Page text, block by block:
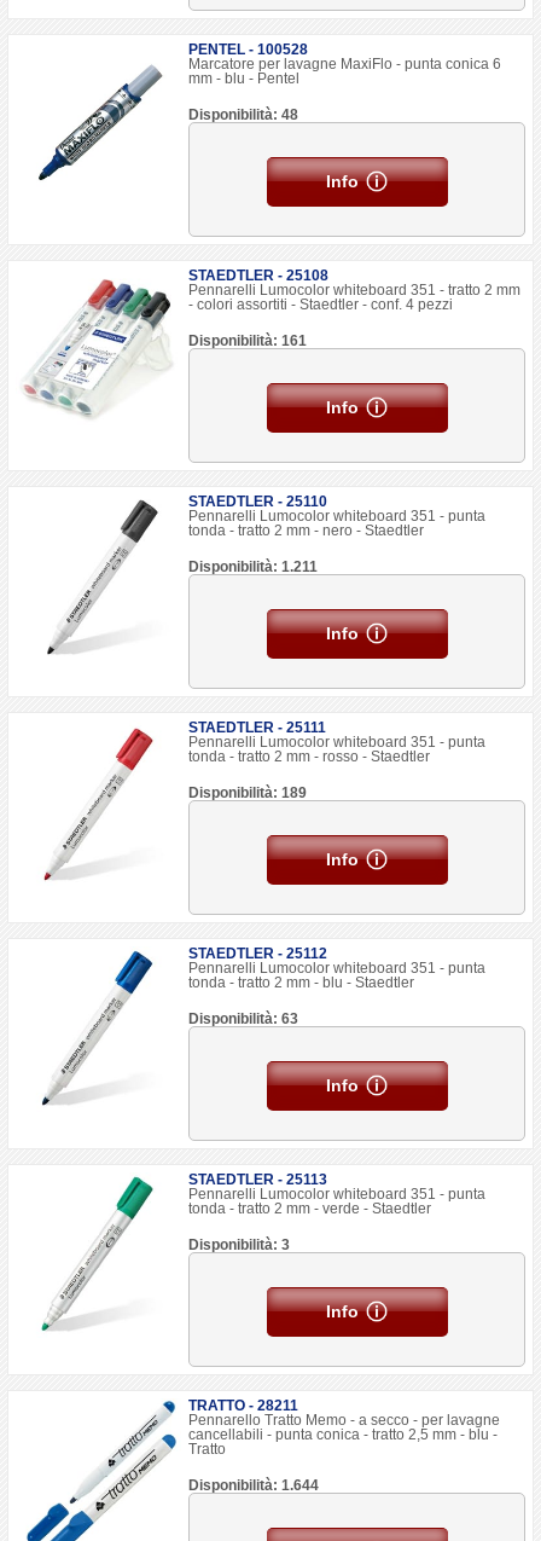
PENTEL - 100528
Marcatore per lavagne MaxiFlo - punta conica 6
mm - blu - Pentel
Disponibilità: 48
Info
STAEDTLER - 25108
Pennarelli Lumocolor whiteboard 351 - tratto 2 mm
- colori assortiti - Staedtler - conf. 4 pezzi
Disponibilità: 161
Info
STAEDTLER - 25110
Pennarelli Lumocolor whiteboard 351 - punta
tonda - tratto 2 mm - nero - Staedtler
Disponibilità: 1.211
Info
STAEDTLER - 25111
Pennarelli Lumocolor whiteboard 351 - punta
tonda - tratto 2 mm - rosso - Staedtler
Disponibilità: 189
Info
STAEDTLER - 25112
Pennarelli Lumocolor whiteboard 351 - punta
tonda - tratto 2 mm - blu - Staedtler
Disponibilità: 63
Info
STAEDTLER - 25113
Pennarelli Lumocolor whiteboard 351 - punta
tonda - tratto 2 mm - verde - Staedtler
Disponibilità: 3
Info
TRATTO - 28211
Pennarello Tratto Memo - a secco - per lavagne
cancellabili - punta conica - tratto 2,5 mm - blu -
Tratto
Disponibilità: 1.644